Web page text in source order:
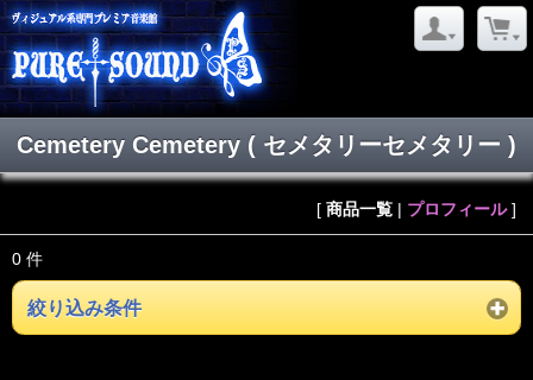
Cemetery Cemetery ( セメタリーセメタリー )
[ 商品一覧 | プロフィール]
0 件
絞り込み条件